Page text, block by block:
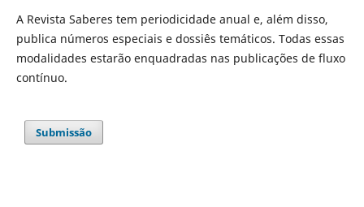
A Revista Saberes tem periodicidade anual e, além disso,
publica números especiais e dossiês temáticos. Todas essas
modalidades estarão enquadradas nas publicações de fluxo
contínuo.
Submissão